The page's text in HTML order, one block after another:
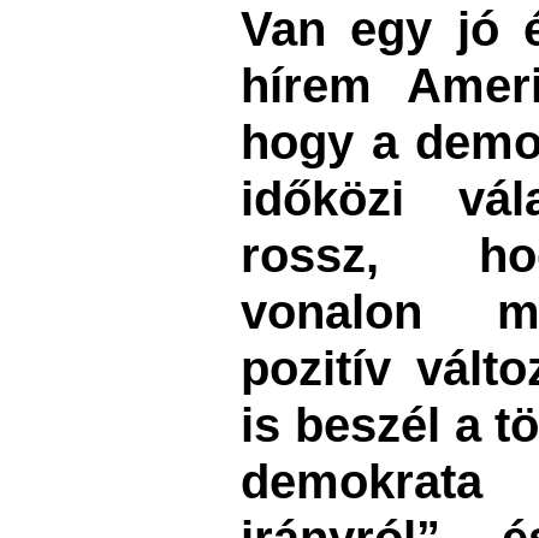
Van egy jó
hírem
hogy a
időközi
rossz,
vonalon
pozitív
is beszél a